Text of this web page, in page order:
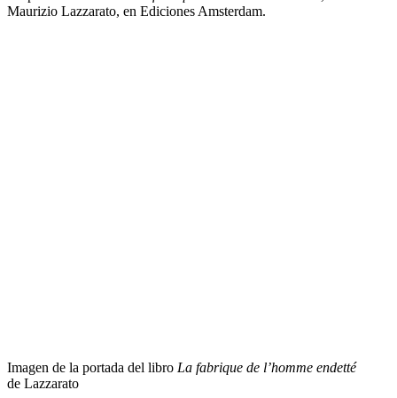
Maurizio Lazzarato, en Ediciones Amsterdam.
Imagen de la portada del libro La fabrique de l’homme endetté
de Lazzarato